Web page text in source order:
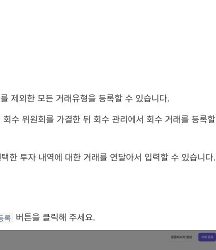
제외한 모든 거래유형을 등록할 수 있습니다.
수 위원회를 가결한 뒤 회수 관리에서 회수 거래를 등록할
한 투자 내역에 대한 거래를 연달아서 입력할 수 있습니다.
록 버튼을 클릭해 주세요.